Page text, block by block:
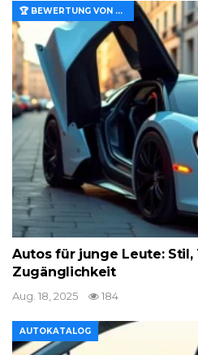
🏆 BEWERTUNG VON MERKMALEN UND WERT
Autos für junge Leute: Stil,
Zugänglichkeit
Aug. 18, 2025 184
AUTOKATALOG